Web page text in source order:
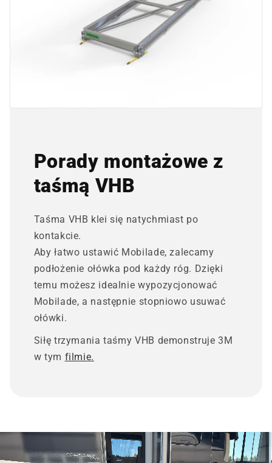
Porady montażowe z
taśmą VHB
Taśma VHB klei się natychmiast po
kontakcie.
Aby łatwo ustawić Mobilade, zalecamy
podłożenie ołówka pod każdy róg. Dzięki
temu możesz idealnie wypozycjonować
Mobilade, a następnie stopniowo usuwać
ołówki.
Siłę trzymania taśmy VHB demonstruje 3M
w tym filmie.